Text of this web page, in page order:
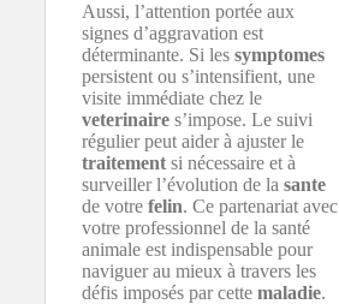
Aussi, l’attention portée aux
signes d’aggravation est
déterminante. Si les symptomes
persistent ou s’intensifient, une
visite immédiate chez le
veterinaire s’impose. Le suivi
régulier peut aider à ajuster le
traitement si nécessaire et à
surveiller l’évolution de la sante
de votre felin. Ce partenariat avec
votre professionnel de la santé
animale est indispensable pour
naviguer au mieux à travers les
défis imposés par cette maladie.